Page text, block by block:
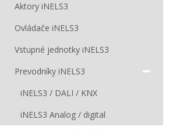
Aktory iNELS3
Ovládače iNELS3
Vstupné jednotky iNELS3
Prevodníky iNELS3
iNELS3 / DALI / KNX
iNELS3 Analog / digital